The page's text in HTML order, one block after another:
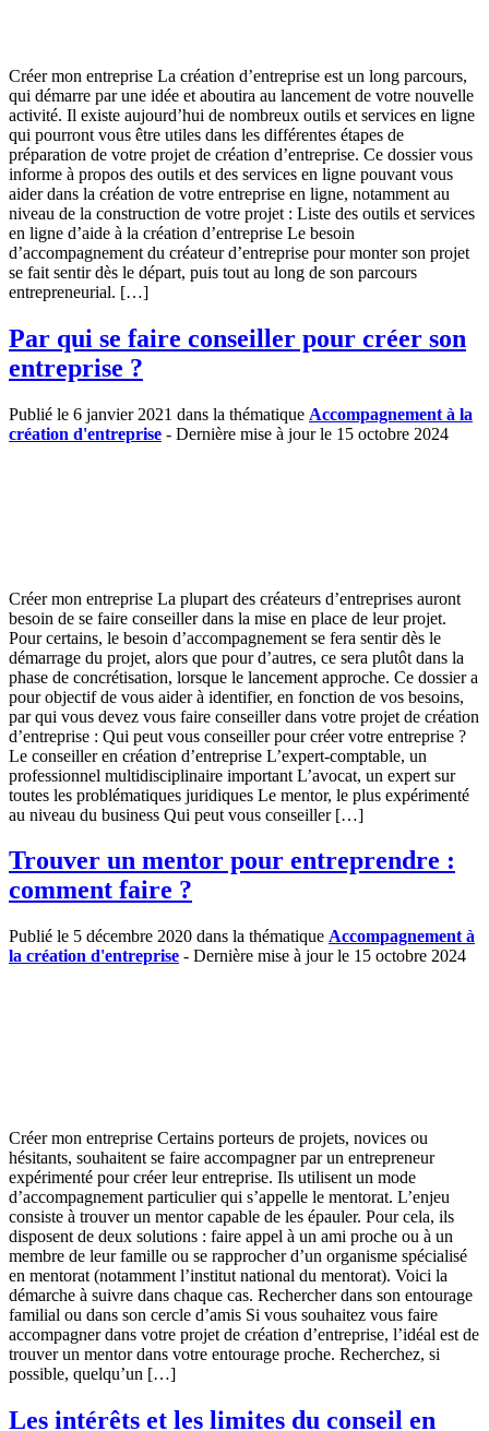
Créer mon entreprise La création d’entreprise est un long parcours,
qui démarre par une idée et aboutira au lancement de votre nouvelle
activité. Il existe aujourd’hui de nombreux outils et services en ligne
qui pourront vous être utiles dans les différentes étapes de
préparation de votre projet de création d’entreprise. Ce dossier vous
informe à propos des outils et des services en ligne pouvant vous
aider dans la création de votre entreprise en ligne, notamment au
niveau de la construction de votre projet : Liste des outils et services
en ligne d’aide à la création d’entreprise Le besoin
d’accompagnement du créateur d’entreprise pour monter son projet
se fait sentir dès le départ, puis tout au long de son parcours
entrepreneurial. […]
Par qui se faire conseiller pour créer son
entreprise ?
Publié le 6 janvier 2021 dans la thématique Accompagnement à la
création d'entreprise - Dernière mise à jour le 15 octobre 2024
Créer mon entreprise La plupart des créateurs d’entreprises auront
besoin de se faire conseiller dans la mise en place de leur projet.
Pour certains, le besoin d’accompagnement se fera sentir dès le
démarrage du projet, alors que pour d’autres, ce sera plutôt dans la
phase de concrétisation, lorsque le lancement approche. Ce dossier a
pour objectif de vous aider à identifier, en fonction de vos besoins,
par qui vous devez vous faire conseiller dans votre projet de création
d’entreprise : Qui peut vous conseiller pour créer votre entreprise ?
Le conseiller en création d’entreprise L’expert-comptable, un
professionnel multidisciplinaire important L’avocat, un expert sur
toutes les problématiques juridiques Le mentor, le plus expérimenté
au niveau du business Qui peut vous conseiller […]
Trouver un mentor pour entreprendre :
comment faire ?
Publié le 5 décembre 2020 dans la thématique Accompagnement à
la création d'entreprise - Dernière mise à jour le 15 octobre 2024
Créer mon entreprise Certains porteurs de projets, novices ou
hésitants, souhaitent se faire accompagner par un entrepreneur
expérimenté pour créer leur entreprise. Ils utilisent un mode
d’accompagnement particulier qui s’appelle le mentorat. L’enjeu
consiste à trouver un mentor capable de les épauler. Pour cela, ils
disposent de deux solutions : faire appel à un ami proche ou à un
membre de leur famille ou se rapprocher d’un organisme spécialisé
en mentorat (notamment l’institut national du mentorat). Voici la
démarche à suivre dans chaque cas. Rechercher dans son entourage
familial ou dans son cercle d’amis Si vous souhaitez vous faire
accompagner dans votre projet de création d’entreprise, l’idéal est de
trouver un mentor dans votre entourage proche. Recherchez, si
possible, quelqu’un […]
Les intérêts et les limites du conseil en